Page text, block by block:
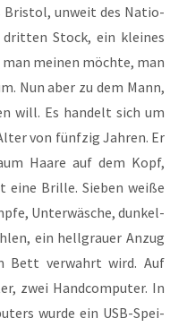
Bris­tol, unweit des Natio­
Stock, ein klei­nes
mei­nen möch­te, man
Nun aber zu dem Mann,
will. Es han­delt sich um
von fünf­zig Jah­ren. Er
Haa­re auf dem Kopf,
Bril­le. Sie­ben wei­ße
Unter­wä­sche, dun­kel­
ein hell­grau­er Anzug
Bett ver­wahrt wird. Auf
zwei Hand­com­pu­ter. In
wur­de ein USB-Spei­